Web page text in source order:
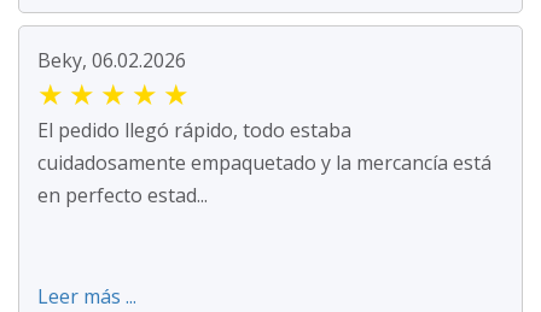
Beky, 06.02.2026
★ ★ ★ ★ ★
El pedido llegó rápido, todo estaba
cuidadosamente empaquetado y la mercancía está
en perfecto estad...
Leer más ...